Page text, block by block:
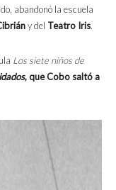
abandonó la escuela
y del Teatro Iris.
Los siete niños de
, que Cobo saltó a